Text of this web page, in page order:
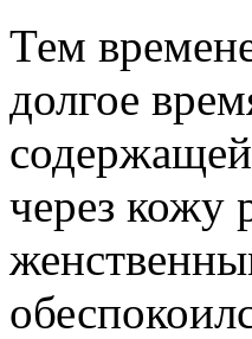
Тем
долгое
через кожу